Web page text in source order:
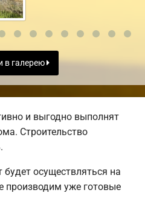
в галерею
и выгодно выполнят
Строительство
будет осуществляться на
производим уже готовые